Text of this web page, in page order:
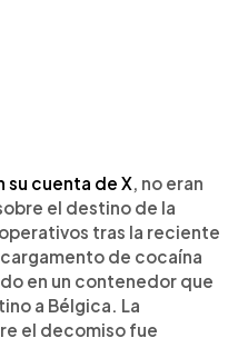
su cuenta de X, no eran
el destino de la
tras la reciente
de cocaína
en un contenedor que
a Bélgica. La
el decomiso fue